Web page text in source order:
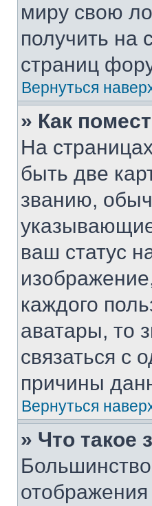
миру свою
получить на
страниц
Вернуться
» Как
На
быть две
званию,
ваш статус
каждого
аватары, то
связаться с
причины
Вернуться
» Что такое